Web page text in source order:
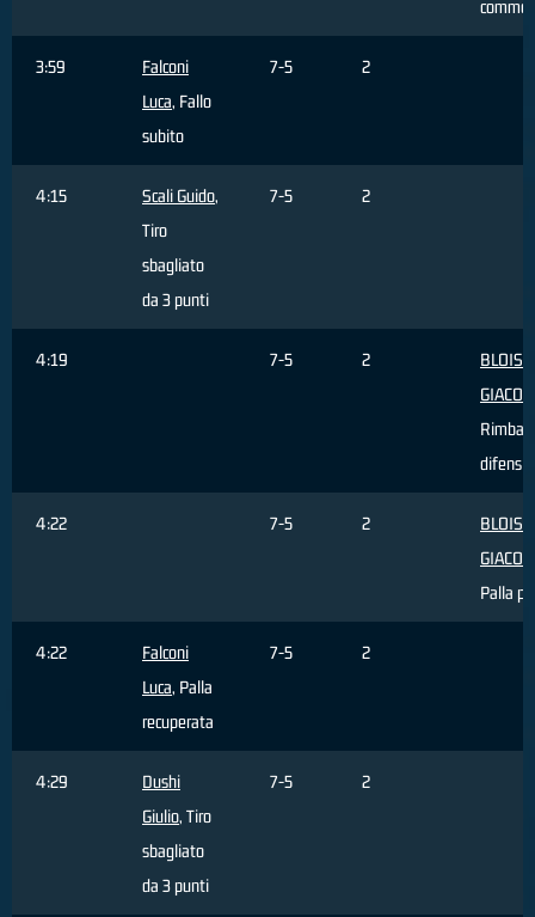
3:59
Falconi
Luca, Fallo
subito
7-5 2
4:15 Scali Guido,
Tiro
sbagliato
da 3 punti
7-5 2
4:19 7-5 2
BLOISE
4:22 7-5 2
BLOISE
Palla
4:22
Falconi
Luca, Palla
recuperata
7-5 2
4:29
Dushi
Giulio, Tiro
sbagliato
da 3 punti
7-5 2